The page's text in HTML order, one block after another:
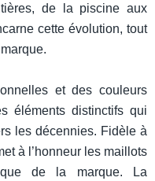
de la piscine aux
cette évolution, tout
et des couleurs
éléments distinctifs qui
les décennies. Fidèle à
à l’honneur les maillots
de la marque. La